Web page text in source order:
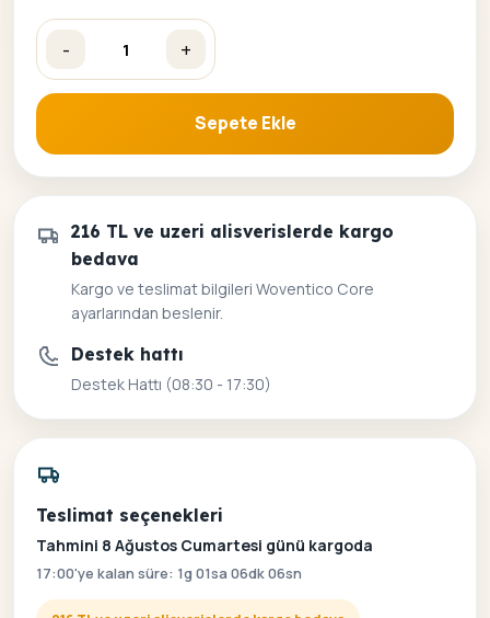
-
Dolunaya Tutkulu Yürüyüş Sayılarla Boyama Seti adet
+
Sepete Ekle
216 TL ve uzeri alisverislerde kargo
bedava
Kargo ve teslimat bilgileri Woventico Core
ayarlarından beslenir.
Destek hattı
Destek Hattı (08:30 - 17:30)
Teslimat seçenekleri
Tahmini 8 Ağustos Cumartesi günü kargoda
17:00'ye kalan süre: 1g 01sa 06dk 06sn